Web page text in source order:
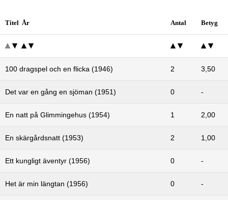
Titel År Antal Betyg
100 dragspel och en flicka (1946) 2 3,50
Det var en gång en sjöman (1951) 0 -
En natt på Glimmingehus (1954) 1 2,00
En skärgårdsnatt (1953) 2 1,00
Ett kungligt äventyr (1956) 0 -
Het är min längtan (1956) 0 -